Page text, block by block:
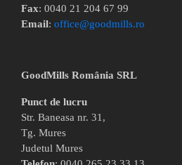
Fax: 0040 21 204 67 99
Email: office@goodmills.ro
GoodMills România SRL
Punct de lucru
Str. Baneasa nr. 31,
Tg. Mures
Judetul Mures